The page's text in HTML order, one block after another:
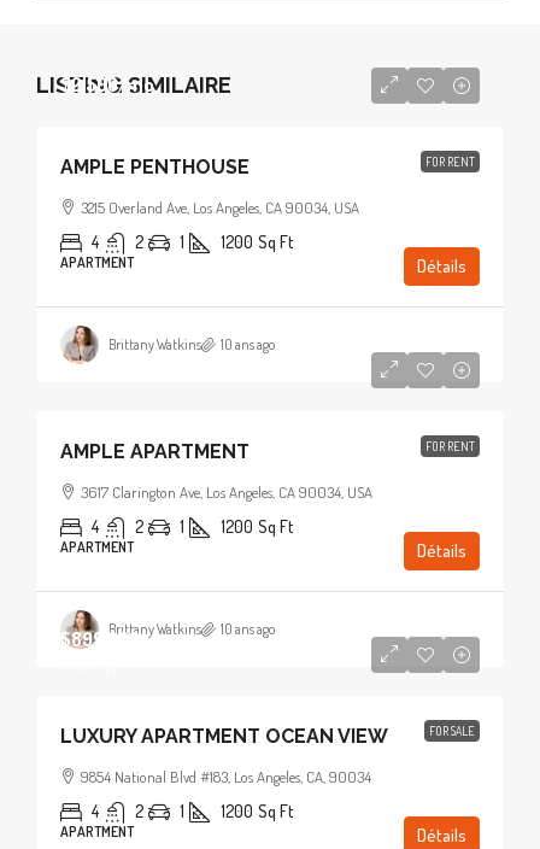
LISTING SIMILAIRE
FOR RENT
$2,500/mo
AMPLE PENTHOUSE
3215 Overland Ave, Los Angeles, CA 90034, USA
4 2 1 1200 Sq Ft
APARTMENT Détails
Brittany Watkins 10 ans ago
FOR RENT
$1,900
AMPLE APARTMENT
3617 Clarington Ave, Los Angeles, CA 90034, USA
4 2 1 1200 Sq Ft
APARTMENT Détails
Brittany Watkins 10 ans ago
FOR SALE
$899,000
LUXURY APARTMENT OCEAN VIEW
9854 National Blvd #183, Los Angeles, CA, 90034
4 2 1 1200 Sq Ft
APARTMENT Détails